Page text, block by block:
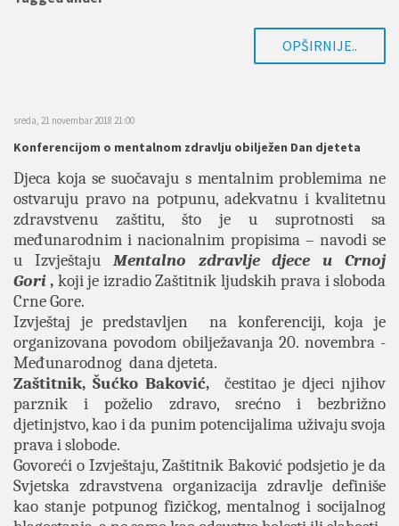
OPŠIRNIJE..
sreda, 21 novembar 2018 21:00
Konferencijom o mentalnom zdravlju obilježen Dan djeteta
Djeca koja se suočavaju s mentalnim problemima ne
ostvaruju pravo na potpunu, adekvatnu i kvalitetnu
zdravstvenu zaštitu, što je u suprotnosti sa
međunarodnim i nacionalnim propisima – navodi se
u Izvještaju Mentalno zdravlje djece u Crnoj
Gori, koji je izradio Zaštitnik ljudskih prava i sloboda
Crne Gore.
Izvještaj je predstavljen na konferenciji, koja je
organizovana povodom obilježavanja 20. novembra -
Međunarodnog dana djeteta.
Zaštitnik, Šućko Baković, čestitao je djeci njihov
parznik i poželio zdravo, srećno i bezbrižno
djetinjstvo, kao i da punim potencijalima uživaju svoja
prava i slobode.
Govoreći o Izvještaju, Zaštitnik Baković podsjetio je da
Svjetska zdravstvena organizacija zdravlje definiše
kao stanje potpunog fizičkog, mentalnog i socijalnog